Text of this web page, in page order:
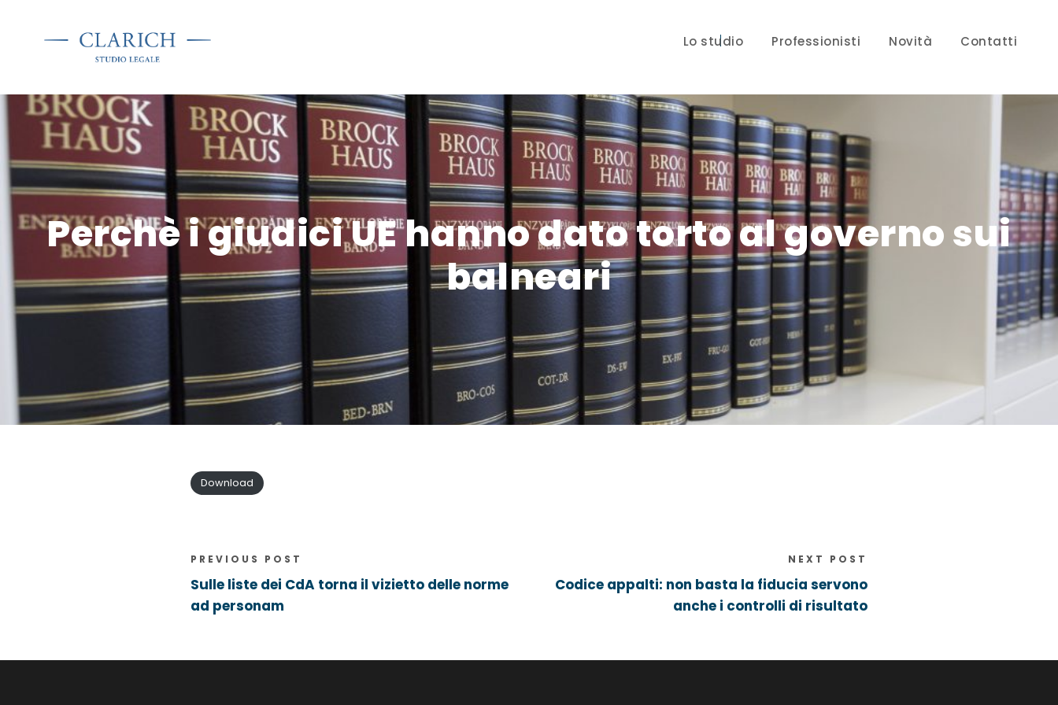
Lo studio Professionisti Novità Contatti
Perchè i giudici UE hanno dato torto al governo sui
balneari
Download
PREVIOUS POST
Sulle liste dei CdA torna il vizietto delle norme
ad personam
NEXT POST
Codice appalti: non basta la fiducia servono
anche i controlli di risultato